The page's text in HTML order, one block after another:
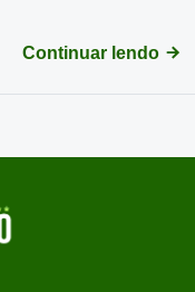
Continuar lendo